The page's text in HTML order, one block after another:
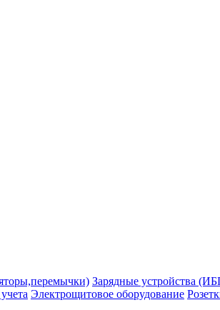
Зарядные устройства
Электрощитовое оборудование